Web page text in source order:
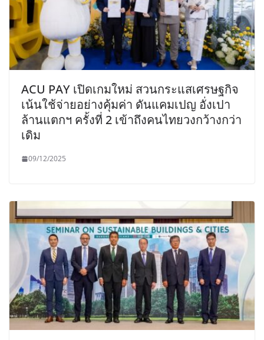
ACU PAY เปิดเกมใหม่ สวนกระแสเศรษฐกิจ
เน้นใช้จ่ายอย่างคุ้มค่า ดันแคมเปญ อั่งเปา
ล้านแตกฯ ครั้งที่ 2 เข้าถึงคนไทยวงกว้างกว่า
เดิม
09/12/2025